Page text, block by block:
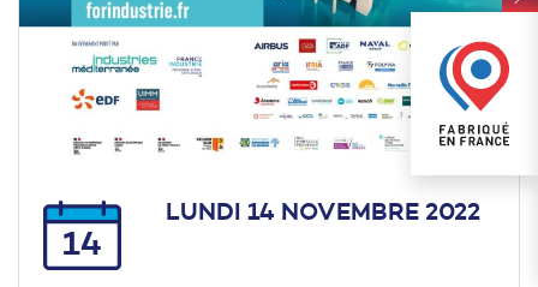
14
LUNDI 14 NOVEMBRE 2022